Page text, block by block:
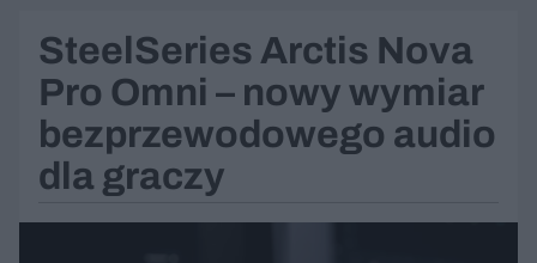
SteelSeries Arctis Nova
Pro Omni – nowy wymiar
bezprzewodowego audio
dla graczy